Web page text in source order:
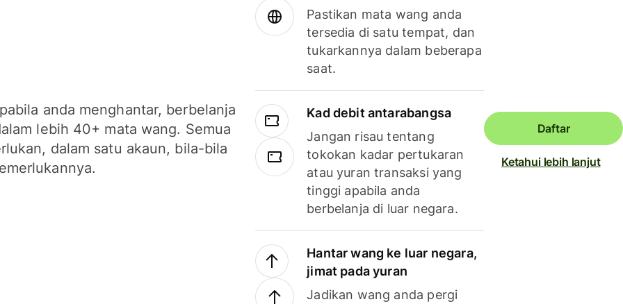
anda menghantar, berbelanja
lebih 40+ mata wang. Semua
dalam satu akaun, bila-bila
Pastikan mata wang anda
tersedia di satu tempat, dan
tukarkannya dalam beberapa
saat.
Kad debit antarabangsa
Jangan risau tentang
tokokan kadar pertukaran
atau yuran transaksi yang
tinggi apabila anda
berbelanja di luar negara.
Hantar wang ke luar negara,
jimat pada yuran
Jadikan wang anda pergi
Daftar
Ketahui lebih lanjut